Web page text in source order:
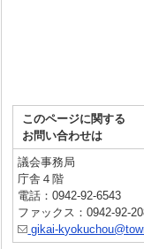
このページに関する
お問い合わせは
議会事務局
庁舎４階
電話：0942-92-6543
ファックス：0942-92-
gikai-